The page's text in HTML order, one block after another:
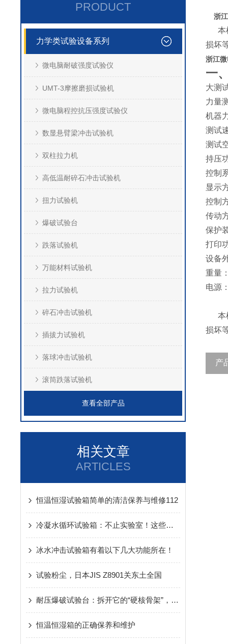
PRODUCT
力学类试验设备系列
微电脑耐破强度试验仪
UMT-3摩擦磨损试验机
微电脑程控抗压强度试验仪
数显悬臂梁冲击试验机
双柱拉力机
高低温耐碎石冲击试验机
扭力试验机
爆破试验台
跌落试验机
万能材料试验机
拉力试验机
碎石冲击试验机
插拔力试验机
落球冲击试验机
滚筒跌落试验机
查看全部产品
相关文章
ARTICLES
恒温恒湿试验箱简单的清洁保养与维修112
冷凝水循环试验箱：不止实验室！这些关键领域早已离不开它
冰水冲击试验箱有着以下几大功能所在！
试验粉尘，日本JIS Z8901关东土全国
耐压爆破试验台：拆开它的“硬核骨架”，核心组成全解析
恒温恒湿箱的正确保养和维护
浙
本
损坏
浙江
一
大测
力量
机器
测试
测试
持压
控制
显示
控制
传动
保护
打印
设备
重量
电源
本
损坏
产